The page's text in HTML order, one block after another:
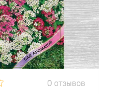
0 отзывов